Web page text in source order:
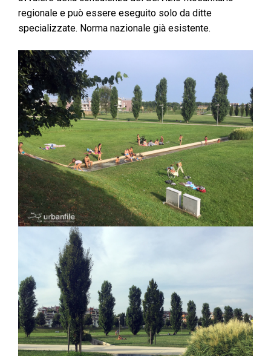
regionale e può essere eseguito solo da ditte
specializzate. Norma nazionale già esistente.